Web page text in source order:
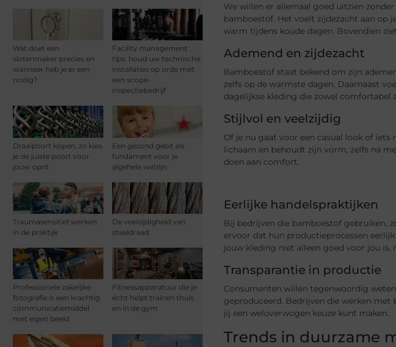
Wat doet een
slotenmaker precies en
wanneer heb je er een
nodig?
Facility management
tips: houd uw technische
installaties op orde met
een scope-
inspectiebedrijf
Draaipoort kopen, zo kies
je de juiste poort voor
jouw oprit
Een gezond gebit als
fundament voor je
algehele welzijn
Traumasensitief werken
in de praktijk
De veelzijdigheid van
staaldraad
Professionele zakelijke
fotografie is een krachtig
communicatiemiddel
met eigen beeld
Fitnessapparatuur die je
écht helpt trainen thuis
en in de gym
We willen er allemaal goed uitzien
bamboestof. Het voelt zijdezacht aan op
warm tijdens koude dagen. Bovendien
Ademend en zijdezacht
Bamboestof staat bekend om zijn
zelfs op de warmste dagen. Daarnaast
dagelijkse kleding die zowel comfortabel
Stijlvol en veelzijdig
Of je nu gaat voor een casual look of
lichaam en behoudt zijn vorm, zelfs na
doen aan comfort.
Eerlijke handelspraktijken
Bij bedrijven die bamboestof gebruiken,
ervoor dat hun productieprocessen
jouw kleding niet alleen goed voor jou is,
Transparantie in productie
Consumenten willen tegenwoordig
geproduceerd. Bedrijven die werken
jij een weloverwogen keuze kunt maken.
Trends in duurzame